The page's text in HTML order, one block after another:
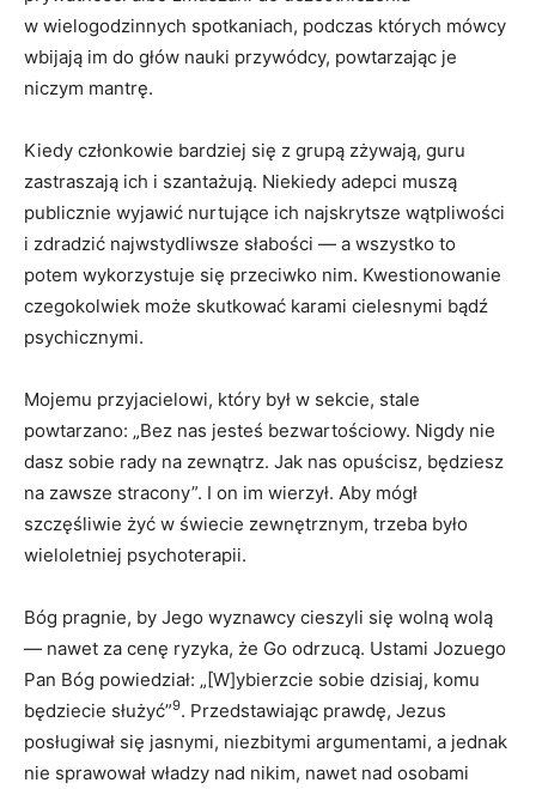
w wielogodzinnych spotkaniach, podczas których mówcy
wbijają im do głów nauki przywódcy, powtarzając je
niczym mantrę.
Kiedy członkowie bardziej się z grupą zżywają, guru
zastraszają ich i szantażują. Niekiedy adepci muszą
publicznie wyjawić nurtujące ich najskrytsze wątpliwości
i zdradzić najwstydliwsze słabości — a wszystko to
potem wykorzystuje się przeciwko nim. Kwestionowanie
czegokolwiek może skutkować karami cielesnymi bądź
psychicznymi.
Mojemu przyjacielowi, który był w sekcie, stale
powtarzano: „Bez nas jesteś bezwartościowy. Nigdy nie
dasz sobie rady na zewnątrz. Jak nas opuścisz, będziesz
na zawsze stracony”. I on im wierzył. Aby mógł
szczęśliwie żyć w świecie zewnętrznym, trzeba było
wieloletniej psychoterapii.
Bóg pragnie, by Jego wyznawcy cieszyli się wolną wolą
— nawet za cenę ryzyka, że Go odrzucą. Ustami Jozuego
Pan Bóg powiedział: „[W]ybierzcie sobie dzisiaj, komu
będziecie służyć”9. Przedstawiając prawdę, Jezus
posługiwał się jasnymi, niezbitymi argumentami, a jednak
nie sprawował władzy nad nikim, nawet nad osobami